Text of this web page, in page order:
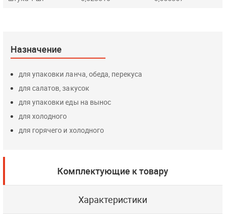
Назначение
для упаковки ланча, обеда, перекуса
для салатов, закусок
для упаковки еды на вынос
для холодного
для горячего и холодного
Комплектующие к товару
Характеристики